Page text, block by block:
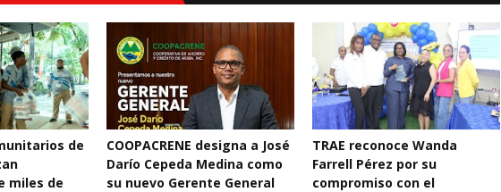
de
miles de
COOPACRENE designa a José
Darío Cepeda Medina como
su nuevo Gerente General
TRAE reconoce Wanda
Farrell Pérez por su
compromiso con el